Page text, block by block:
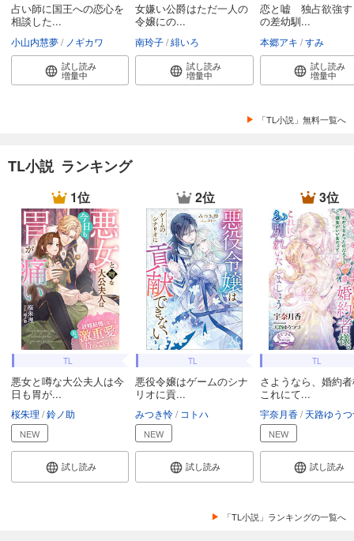
占い師に国王への恋心を
相談した...
小山内慧夢 ノギカワ
試し読み
増量中
女嫌い公爵はただ一人の
令嬢にの...
南玲子 緋いろ
試し読み
増量中
恋と嘘 独占欲強す
の差幼馴...
本郷アキ すみ
試し読み
増量中
「TL小説」無料一覧へ
TL小説 ランキング
1位
TL
悪女と噂な大公夫人は今
日も胃が...
桜朱理 鈴ノ助
NEW
試し読み
2位
TL
悪役令嬢はゲームのシナ
リオに貢...
みつき怜 コトハ
NEW
試し読み
3位
TL
さようなら、婚約
これにて...
宇奈月香 天路ゆう
NEW
試し読み
「TL小説」ランキングの一覧へ